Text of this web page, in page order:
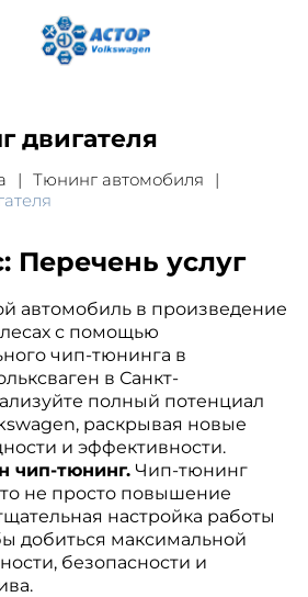
двигателя
Тюнинг автомобиля
Перечень услуг
автомобиль в произведение
с помощью
чип-тюнинга в
в Санкт-
полный потенциал
раскрывая новые
и эффективности.
чип-тюнинг.Чип-тюнинг
не просто повышение
настройка работы
добиться максимальной
безопасности и